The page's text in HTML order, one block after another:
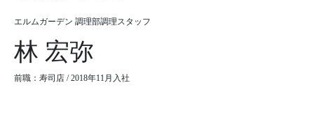
エルムガーデン 調理部調理スタッフ
林 宏弥
前職：寿司店 / 2018年11月入社